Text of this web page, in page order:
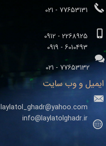
ایمیل و وب سایت
77653131 - 021
2268925 - 0912
​​​​​​​6010493 - 0919
77653132 - 021
laylatol_ghadr@yahoo.com
info@laylatolghadr.ir